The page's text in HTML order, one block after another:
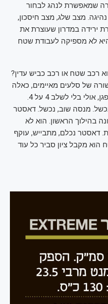
שמאפשרת לנהג לבחור
מצב שלג, מצב חיסכון,
ירידה במדרון שעוצרת את
לא מספיקה לעבודת שטח
רכב שטח או רכב כביש עדין?
של סלעים מאיימים, כאלה
שג'יפ רנגלר יעבור אותם בזלזול מופגן, אולי בלי לשלב 4 על 4.
מנסה שוב, נכשל. דאסטר
בהילוך הראשון. הוא לא
דאסטר נכלם, מתבייש, עוקף
מקבל ציון סביר כל עוד